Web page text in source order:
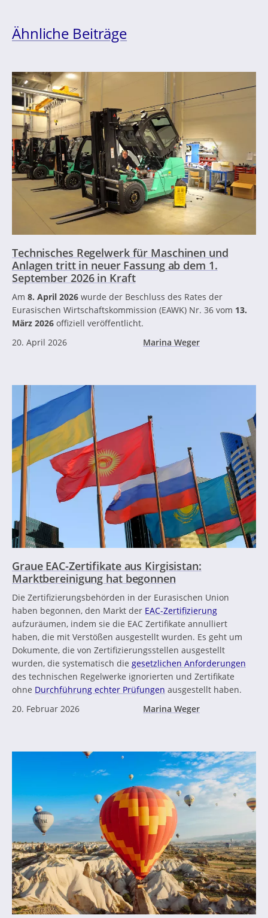
Ähnliche Beiträge
Technisches Regelwerk für Maschinen und
Anlagen tritt in neuer Fassung ab dem 1.
September 2026 in Kraft
Am 8. April 2026 wurde der Beschluss des Rates der
Eurasischen Wirtschaftskommission (EAWK) Nr. 36 vom 13.
März 2026 offiziell veröffentlicht.
20. April 2026
Marina Weger
Graue EAC-Zertifikate aus Kirgisistan:
Marktbereinigung hat begonnen
Die Zertifizierungsbehörden in der Eurasischen Union
haben begonnen, den Markt der EAC-Zertifizierung
aufzuräumen, indem sie die EAC Zertifikate annulliert
haben, die mit Verstößen ausgestellt wurden. Es geht um
Dokumente, die von Zertifizierungsstellen ausgestellt
wurden, die systematisch die gesetzlichen Anforderungen
des technischen Regelwerke ignorierten und Zertifikate
ohne Durchführung echter Prüfungen ausgestellt haben.
20. Februar 2026
Marina Weger